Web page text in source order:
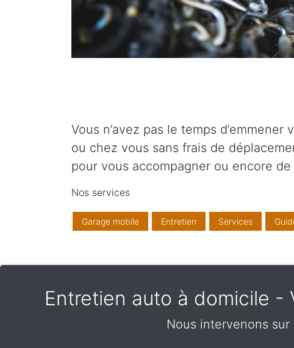
Vous n’avez pas le temps
ou chez vous sans frais de
pour vous accompagner ou encore
Nos services
Garage mobile Entretien Services
Entretien auto à domicile
Nous intervenons